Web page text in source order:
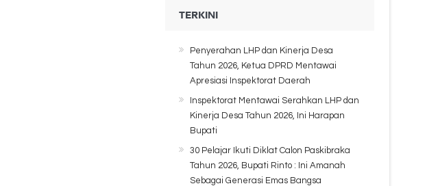
TERKINI
Penyerahan LHP dan Kinerja Desa
Tahun 2026, Ketua DPRD Mentawai
Apresiasi Inspektorat Daerah
Inspektorat Mentawai Serahkan LHP dan
Kinerja Desa Tahun 2026, Ini Harapan
Bupati
30 Pelajar Ikuti Diklat Calon Paskibraka
Tahun 2026, Bupati Rinto : Ini Amanah
Sebagai Generasi Emas Bangsa